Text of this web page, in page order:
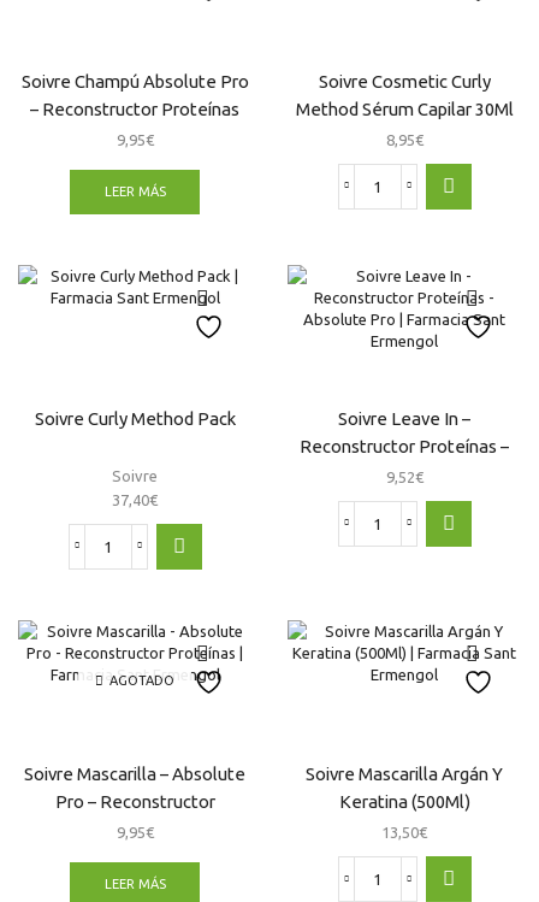
Soivre Champú Absolute Pro
– Reconstructor Proteínas
9,95€
LEER MÁS
Soivre Cosmetic Curly
Method Sérum Capilar 30Ml
8,95€
Soivre
Sérum
Capilar
30Ml
Soivre Curly Method Pack
Soivre
37,40€
Soivre
Pack
cantidad
Soivre Leave In –
Reconstructor Proteínas –
Absolute Pro
9,52€
Soivre
Reconstructor
Proteínas
-
AGOTADO
Soivre Mascarilla – Absolute
Pro – Reconstructor
Proteínas
9,95€
LEER MÁS
Soivre Mascarilla Argán Y
Keratina (500Ml)
13,50€
Soivre